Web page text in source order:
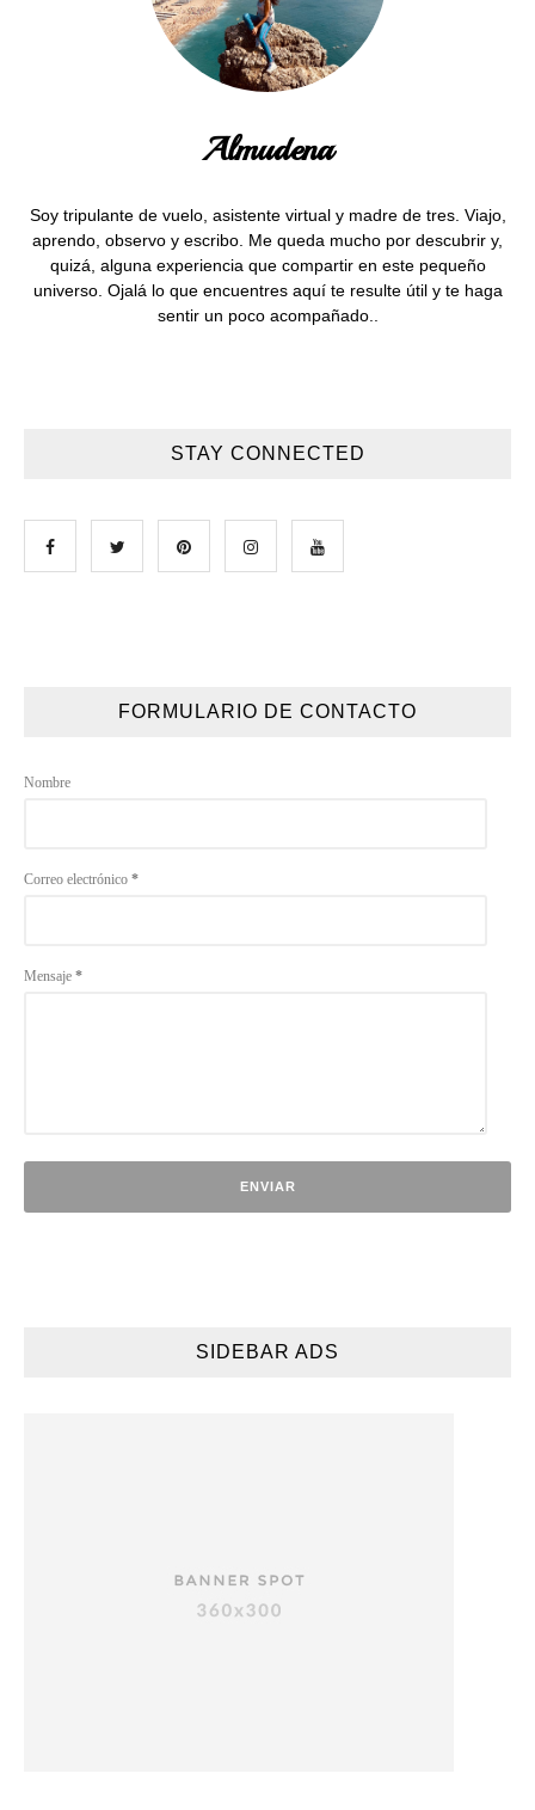
Almudena
Soy tripulante de vuelo, asistente virtual y madre de tres. Viajo,
aprendo, observo y escribo. Me queda mucho por descubrir y,
quizá, alguna experiencia que compartir en este pequeño
universo. Ojalá lo que encuentres aquí te resulte útil y te haga
sentir un poco acompañado..
STAY CONNECTED
FORMULARIO DE CONTACTO
Nombre
Correo electrónico *
Mensaje *
SIDEBAR ADS